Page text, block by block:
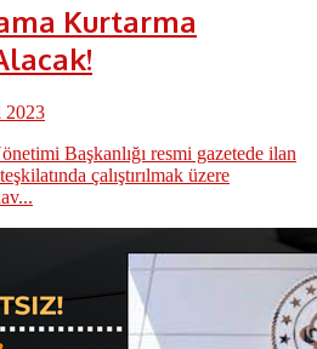
Kurtarma
Başkanlığı resmi gazetede ilan
çalıştırılmak üzere